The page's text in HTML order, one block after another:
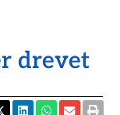
drevet